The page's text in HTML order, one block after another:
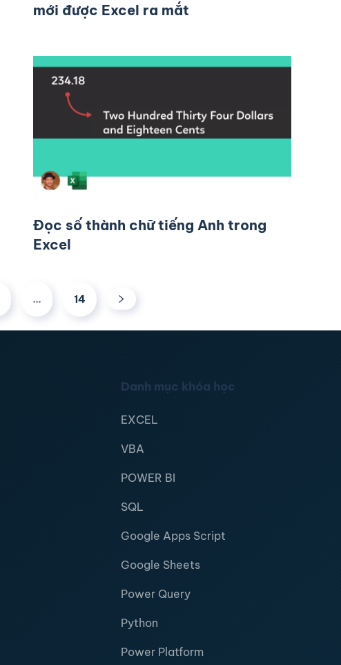
mới được Excel ra mắt
Đọc số thành chữ tiếng Anh trong
Excel
… 14
Danh mục khóa học
EXCEL
VBA
POWER BI
SQL
Google Apps Script
Google Sheets
Power Query
Python
Power Platform